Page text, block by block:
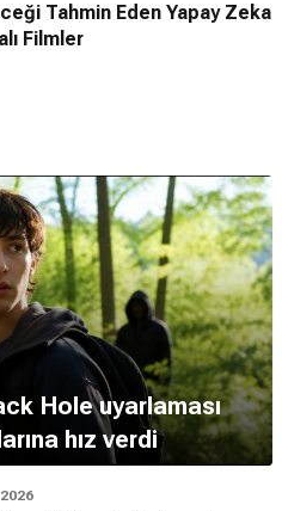
Tahmin Eden Yapay Zeka
Filmler
Hole uyarlaması
hız verdi